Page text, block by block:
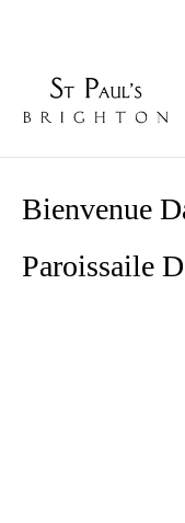
Bienvenue
Paroissaile